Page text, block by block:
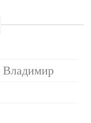
Владимир